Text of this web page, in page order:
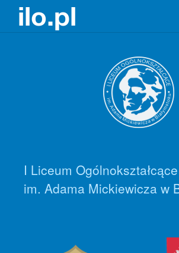
I Liceum Ogólnokształcące
im. Adama Mickiewicza w